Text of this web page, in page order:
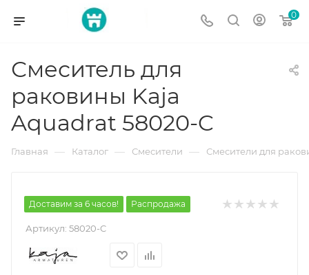
0
Смеситель для
раковины Kaja
Aquadrat 58020-C
Главная — Каталог — Смесители — Смесители для
Доставим за 6 часов! Распродажа
Артикул: 58020-C